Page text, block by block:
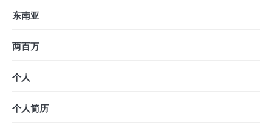
东南亚
两百万
个人
个人简历